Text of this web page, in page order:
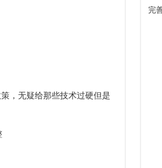
，无疑给那些技术过硬但是
完